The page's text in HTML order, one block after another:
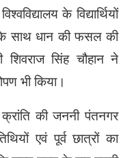
के विद्यार्थियों
के साथ धान की फसल की
शिवराज सिंह चौहान ने
भी किया।
की जननी पंतनगर
एवं पूर्व छात्रों का